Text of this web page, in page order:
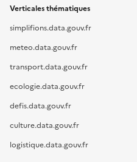
Verticales thématiques
simplifions.data.gouv.fr
meteo.data.gouv.fr
transport.data.gouv.fr
ecologie.data.gouv.fr
defis.data.gouv.fr
culture.data.gouv.fr
logistique.data.gouv.fr